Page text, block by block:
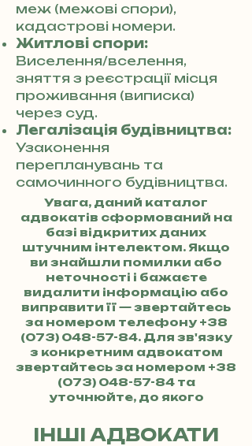
меж (межові спори),
кадастрові номери.
Житлові спори:
Виселення/вселення,
зняття з реєстрації місця
проживання (виписка)
через суд.
Легалізація будівництва:
Узаконення
перепланувань та
самочинного будівництва.
Увага, даний каталог
адвокатів сформований на
базі відкритих даних
штучним інтелектом. Якщо
ви знайшли помилки або
неточності і бажаєте
видалити інформацію або
виправити її — звертайтесь
за номером телефону +38
(073) 048-57-84. Для зв'язку
з конкретним адвокатом
звертайтесь за номером +38
(073) 048-57-84та
уточнюйте, до якого
ІНШІ АДВОКАТИ